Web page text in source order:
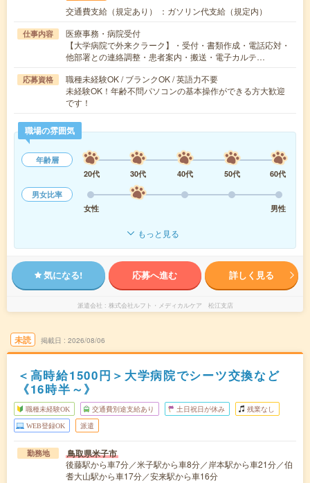
交通費支給（規定あり） ：ガソリン代支給（規定内）
仕事内容
医療事務・病院受付
【大学病院で外来クラーク】・受付・書類作成・電話応対・
他部署との連絡調整・患者案内・搬送・電子カルテ…
応募資格
職種未経験OK / ブランクOK / 英語力不要
未経験OK！年齢不問パソコンの基本操作ができる方大歓迎
です！
職場の雰囲気
年齢層
20代
30代 40代 50代
60代
男女比率
女性
男性
もっと見る
気になる! 応募へ進む 詳しく見る
派遣会社 株式会社ルフト・メディカルケア 松江支店
未読 掲載日 2026/08/06
＜高時給1500円＞大学病院でシーツ交換など
《16時半～》
職種未経験OK 交通費別途支給あり 土日祝日が休み 残業なし
WEB登録OK 派遣
勤務地 鳥取県米子市
後藤駅から車7分／米子駅から車8分／岸本駅から車21分／伯
耆大山駅から車17分／安来駅から車16分